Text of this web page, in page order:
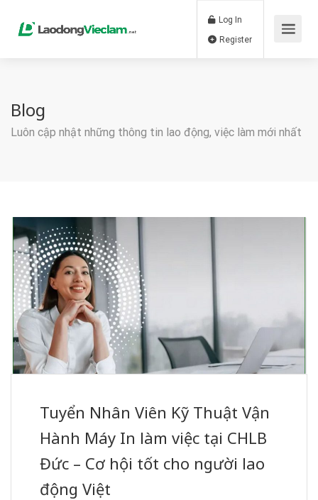
Log In
Blog
Luôn cập nhật những thông tin lao động, việc làm mới nhất
Tuyển Nhân Viên Kỹ Thuật Vận
Hành Máy In làm việc tại CHLB
Đức – Cơ hội tốt cho người lao
động Việt